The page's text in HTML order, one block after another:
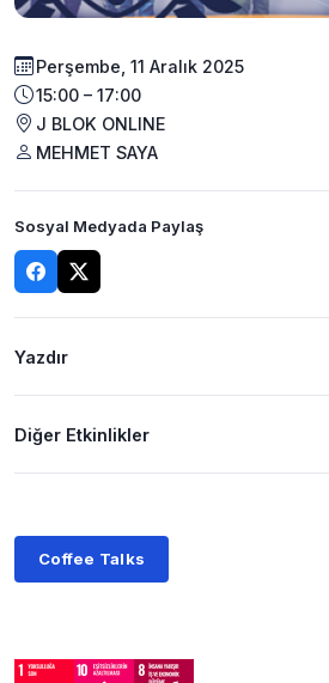
Perşembe, 11 Aralık 2025
15:00 – 17:00
J BLOK ONLINE
MEHMET SAYA
Sosyal Medyada Paylaş
Yazdır
Diğer Etkinlikler
Coffee Talks